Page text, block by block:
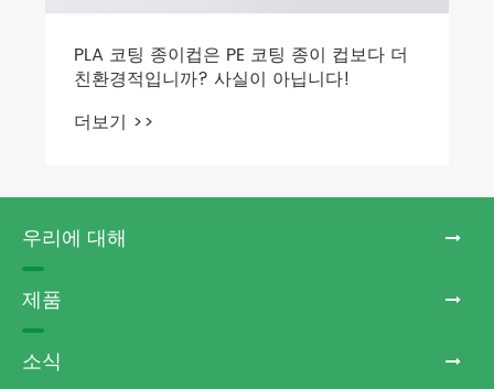
우리에 대해
제품
소식